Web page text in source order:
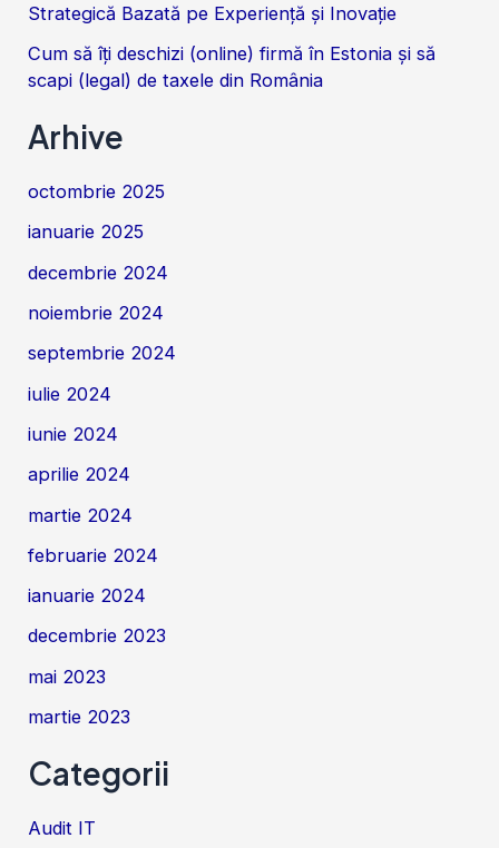
Strategică Bazată pe Experiență și Inovație
Cum să îți deschizi (online) firmă în Estonia și să
scapi (legal) de taxele din România
Arhive
octombrie 2025
ianuarie 2025
decembrie 2024
noiembrie 2024
septembrie 2024
iulie 2024
iunie 2024
aprilie 2024
martie 2024
februarie 2024
ianuarie 2024
decembrie 2023
mai 2023
martie 2023
Categorii
Audit IT